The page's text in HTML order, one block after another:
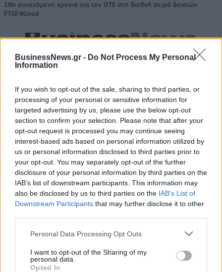
BusinessNews.gr - Do Not Process My Personal
Information
If you wish to opt-out of the sale, sharing to third parties, or
processing of your personal or sensitive information for
targeted advertising by us, please use the below opt-out
section to confirm your selection. Please note that after your
opt-out request is processed you may continue seeing
interest-based ads based on personal information utilized by
us or personal information disclosed to third parties prior to
your opt-out. You may separately opt-out of the further
disclosure of your personal information by third parties on the
IAB’s list of downstream participants. This information may
also be disclosed by us to third parties on the IAB’s List of
Downstream Participants that may further disclose it to other
Personal Data Processing Opt Outs
I want to opt-out of the Sharing of my
personal data.
Opted In
18η συνεχόμενη χρονιά για τον ΟΤΕ στη διεθνή σειρά δεικτών
FTSE4Good
Alpha Bank: Για πρώτη φορά το Αρχαίο Θέατρο Επιδαύρου άνοιξε τις
πύλες του σε όλους
ΠΕΡΙΣΣΌΤΕΡΑ ΣΕ ΑΥΤΉ ΤΗΝ ΚΑΤΗΓΟΡΊΑ
Ένας χρόνος GDPR στην
Ελλάδα: 930 καταγγελίες
Μόνο το 36% των
στον πελάτη
03/06/2019 - 03:00